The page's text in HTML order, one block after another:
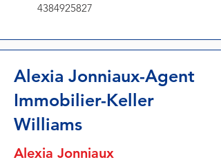
4384925827
Alexia Jonniaux-Agent
Immobilier-Keller
Williams
Alexia Jonniaux